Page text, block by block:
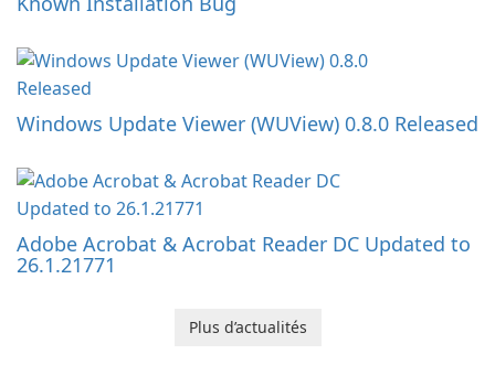
Windows Update Viewer (WUView) 0.8.0 Released
Adobe Acrobat & Acrobat Reader DC Updated to
26.1.21771
Plus d’actualités